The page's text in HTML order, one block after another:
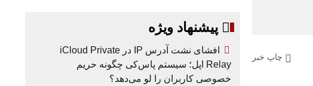
چاپ خبر
پیشنهاد ویژه
افشای نشت آدرس IP در iCloud Private
Relay اپل؛ سیستم پاس‌کی چگونه حریم
خصوصی کاربران را لو می‌دهد؟